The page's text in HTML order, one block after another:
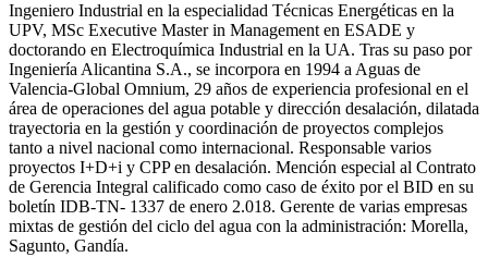
Ingeniero Industrial en la especialidad Técnicas Energéticas en la
UPV, MSc Executive Master in Management en ESADE y
doctorando en Electroquímica Industrial en la UA. Tras su paso por
Ingeniería Alicantina S.A., se incorpora en 1994 a Aguas de
Valencia-Global Omnium, 29 años de experiencia profesional en el
área de operaciones del agua potable y dirección desalación, dilatada
trayectoria en la gestión y coordinación de proyectos complejos
tanto a nivel nacional como internacional. Responsable varios
proyectos I+D+i y CPP en desalación. Mención especial al Contrato
de Gerencia Integral calificado como caso de éxito por el BID en su
boletín IDB-TN- 1337 de enero 2.018. Gerente de varias empresas
mixtas de gestión del ciclo del agua con la administración: Morella,
Sagunto, Gandía.